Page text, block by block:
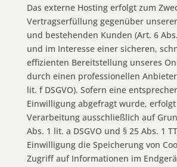
Das externe Hosting erfolgt zum
Vertragserfüllung gegenüber
und bestehenden Kunden (Art. 6
und im Interesse einer sicheren,
effizienten Bereitstellung unseres
durch einen professionellen Anbieter
lit. f DSGVO). Sofern eine
Einwilligung abgefragt wurde,
Verarbeitung ausschließlich auf
Abs. 1 lit. a DSGVO und § 25 Abs. 1
Einwilligung die Speicherung von
Zugriff auf Informationen im